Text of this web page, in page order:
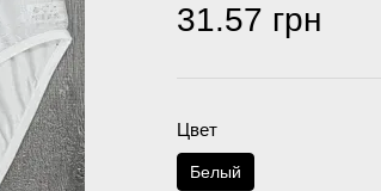
31.57 грн
Цвет
Белый